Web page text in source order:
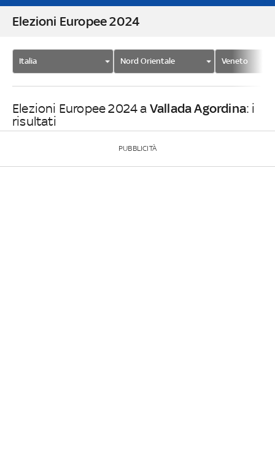
Elezioni Europee 2024
Italia Nord Orientale Veneto
Elezioni Europee 2024 a Vallada Agordina: i
risultati
PUBBLICITÀ